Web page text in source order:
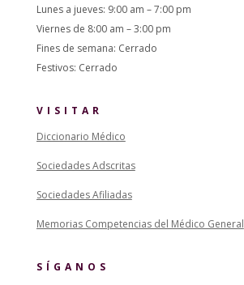
Lunes a jueves: 9:00 am – 7:00 pm
Viernes de 8:00 am – 3:00 pm
Fines de semana: Cerrado
Festivos: Cerrado
VISITAR
Diccionario Médico
Sociedades Adscritas
Sociedades Afiliadas
Memorias Competencias del Médico General
SÍGANOS